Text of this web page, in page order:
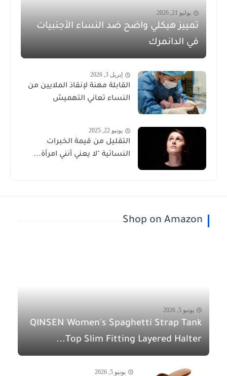
يوليو 21, 2026
تمييز هيكلي واضح ضد النساء الأجنبيات
في الدانمرك
إبريل 3, 2026
القابلة مهنة لإنقاذ الملايين من
النساء تعاني التهميش
يونيو 22, 2025
التقليل من قيمة الخبرات
النسائية "لا يعني أنني امرأة...
Shop on Amazon
يونيو 5, 2026
QINSEN Women's Spaghetti Strap Tank
Top Slim Fitting Layered Halter...
يونيو 5, 2026